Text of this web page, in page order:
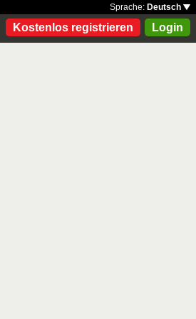
Sprache: Deutsch
Kostenlos registrieren Login